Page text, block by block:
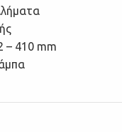
– 410 mm